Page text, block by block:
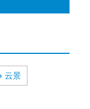
云景